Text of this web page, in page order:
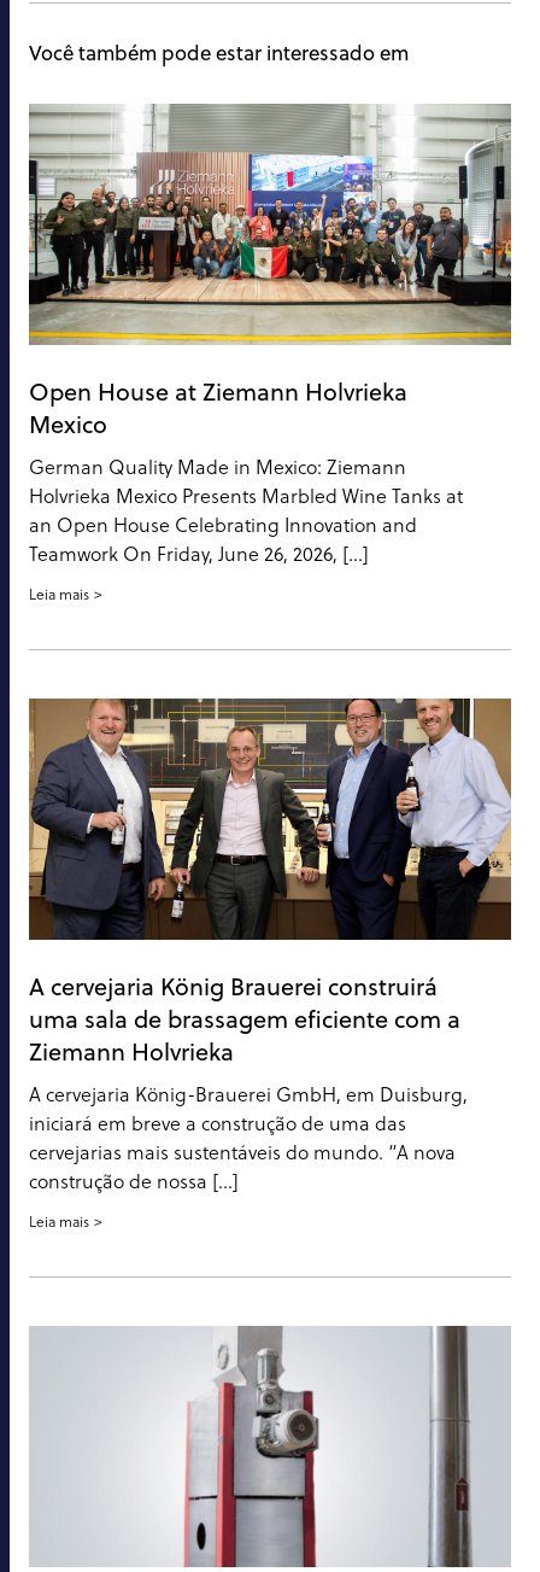
Você também pode estar interessado em
Open House at Ziemann Holvrieka
Mexico
German Quality Made in Mexico: Ziemann
Holvrieka Mexico Presents Marbled Wine Tanks at
an Open House Celebrating Innovation and
Teamwork On Friday, June 26, 2026, […]
Leia mais
A cervejaria König Brauerei construirá
uma sala de brassagem eficiente com a
Ziemann Holvrieka
A cervejaria König-Brauerei GmbH, em Duisburg,
iniciará em breve a construção de uma das
cervejarias mais sustentáveis do mundo. “A nova
construção de nossa [...]
Leia mais